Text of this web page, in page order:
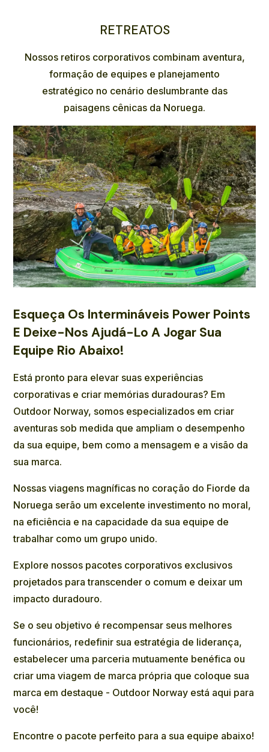
RETREATOS
Nossos retiros corporativos combinam aventura,
formação de equipes e planejamento
estratégico no cenário deslumbrante das
paisagens cênicas da Noruega.
Esqueça Os Intermináveis Power Points
E Deixe-Nos Ajudá-Lo A Jogar Sua
Equipe Rio Abaixo!
Está pronto para elevar suas experiências
corporativas e criar memórias duradouras? Em
Outdoor Norway, somos especializados em criar
aventuras sob medida que ampliam o desempenho
da sua equipe, bem como a mensagem e a visão da
sua marca.
Nossas viagens magníficas no coração do Fiorde da
Noruega serão um excelente investimento no moral,
na eficiência e na capacidade da sua equipe de
trabalhar como um grupo unido.
Explore nossos pacotes corporativos exclusivos
projetados para transcender o comum e deixar um
impacto duradouro.
Se o seu objetivo é recompensar seus melhores
funcionários, redefinir sua estratégia de liderança,
estabelecer uma parceria mutuamente benéfica ou
criar uma viagem de marca própria que coloque sua
marca em destaque - Outdoor Norway está aqui para
você!
Encontre o pacote perfeito para a sua equipe abaixo!